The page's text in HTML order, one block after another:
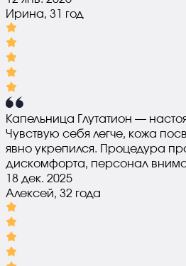
Ирина, 31 год
Капельница Глутатион —
Чувствую себя легче, кожа
явно укрепился. Процедура
дискомфорта, персонал
18 дек. 2025
Алексей, 32 года